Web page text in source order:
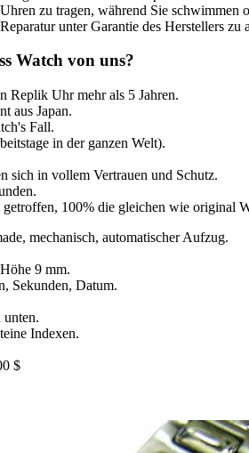
zu tragen, während Sie
unter Garantie des Herstellers zu
Watch von uns?
Replik Uhr mehr als 5 Jahren.
aus Japan.
Fall.
in der ganzen Welt).
sich in vollem Vertrauen und Schutz.
100% die gleichen wie original
mechanisch, automatischer Aufzug.
9 mm.
Sekunden, Datum.
Indexen.
$